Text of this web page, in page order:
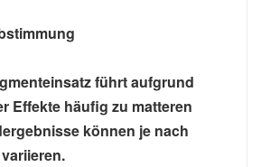
führt aufgrund
Effekte häufig zu matteren
können je nach